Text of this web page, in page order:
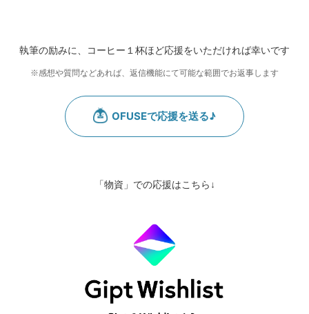
執筆の励みに、コーヒー１杯ほど応援をいただければ幸いです
※感想や質問などあれば、返信機能にて可能な範囲でお返事します
「物資」での応援はこちら↓